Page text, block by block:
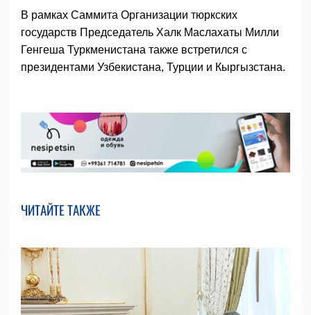
В рамках Саммита Организации тюркских
государств Председатель Халк Маслахаты Милли
Генгеша Туркменистана также встретился с
президентами Узбекистана, Турции и Кыргызстана.
ЧИТАЙТЕ ТАКЖЕ